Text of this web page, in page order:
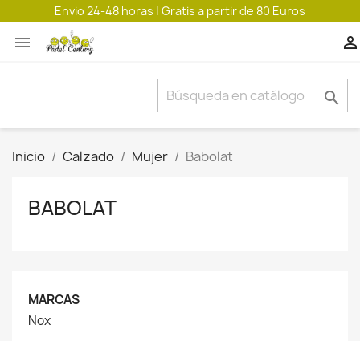
Envio 24-48 horas | Gratis a partir de 80 Euros
 

Inicio Calzado Mujer Babolat
BABOLAT
MARCAS
Nox